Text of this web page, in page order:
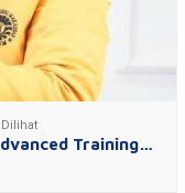
Dilihat
Training…